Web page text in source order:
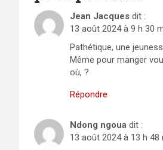
Jean Jacques dit :
13 août 2024 à 9 h 30
Pathétique, une
Même pour manger
où, ?
Répondre
Ndong ngoua dit :
13 août 2024 à 13 h 48